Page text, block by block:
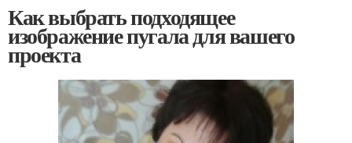
Как выбрать подходящее
изображение пугала для вашего
проекта